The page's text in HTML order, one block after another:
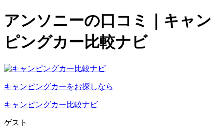
アンソニーの口コミ｜キャン
ピングカー比較ナビ
キャンピングカーをお探しなら
キャンピングカー比較ナビ
ゲスト